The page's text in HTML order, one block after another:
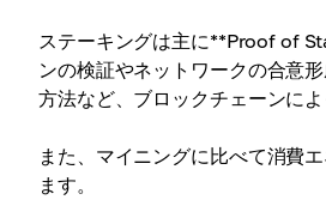
ステーキングは主に**Proof of
ンの検証やネットワークの合意
方法など、ブロックチェーンに
また、マイニングに比べて消費
ます。